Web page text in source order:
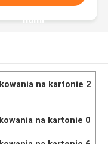
nami
na kartonie 2
na kartonie 0